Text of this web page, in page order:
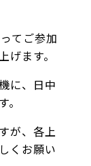
てご参加
ます。
に、日中
が、各上
くお願い